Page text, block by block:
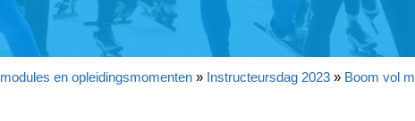
modules en opleidingsmomenten » Instructeursdag 2023 » Boom vol